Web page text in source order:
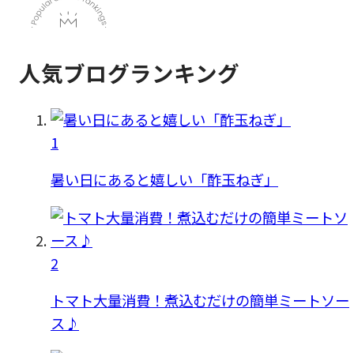
人気ブログランキング
1
暑い日にあると嬉しい「酢玉ねぎ」
2
トマト大量消費！煮込むだけの簡単ミートソー
ス♪